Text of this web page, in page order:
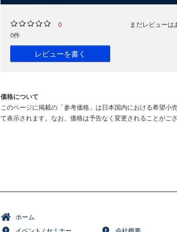
0
0件
レビューを書く
まだレビューは
価格について
このページに掲載の「参考価格」は日本国内における希望
て表示されます。なお、価格は予告なく変更されることがご
ホーム